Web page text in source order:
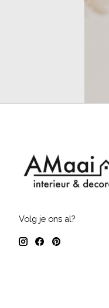
Volg je ons al?